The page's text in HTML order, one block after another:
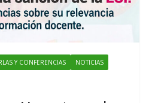
Y CONFERENCIAS NOTICIAS